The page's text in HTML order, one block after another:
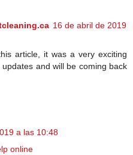
16 de abril de 2019
article, it was a very exciting
and will be coming back
a las 10:48
online